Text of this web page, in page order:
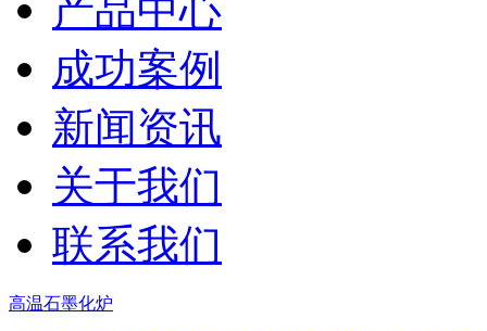
成功案例
新闻资讯
关于我们
联系我们
高温石墨化炉